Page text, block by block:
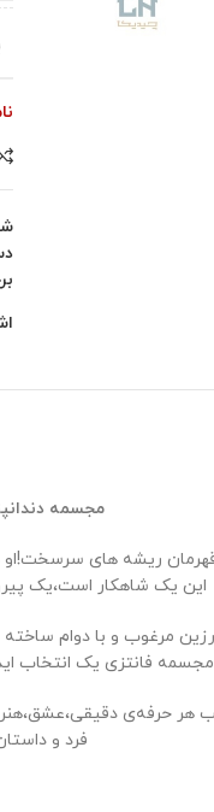
مجسمه دندانپزشک گلدکیش
قهرمان ریشه ‌های
این یک شاهکار است،یک
مرغوب و با دوام
فانتزی یک انتخاب
هر حرفه‌ی
‌فرد و